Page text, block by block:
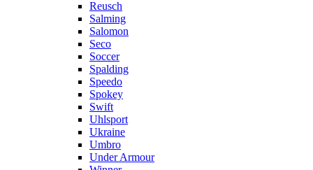
Reusch
Salming
Salomon
Seco
Soccer
Spalding
Speedo
Spokey
Swift
Uhlsport
Ukraine
Umbro
Under Armour